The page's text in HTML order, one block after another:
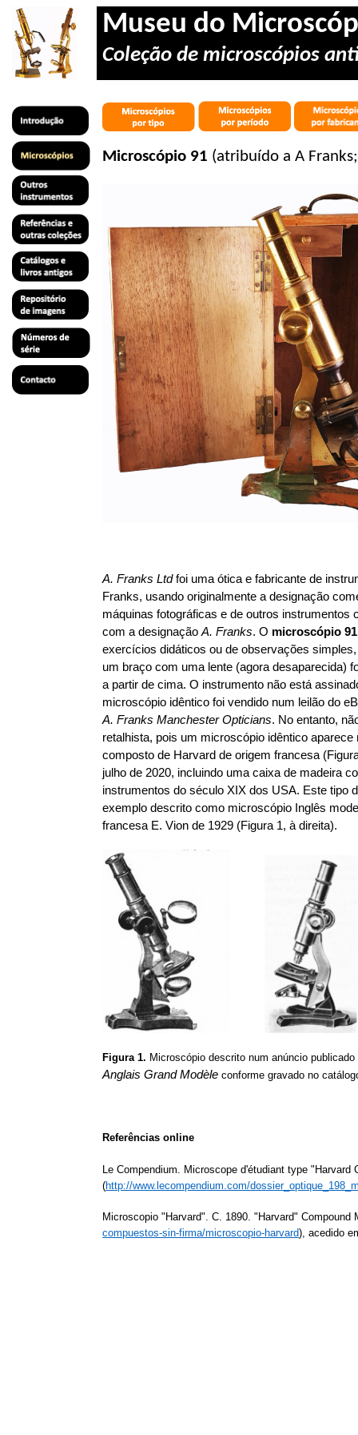
Museu do
Coleção de microscópios
Microscópio 91 (atribuído a A
A. Franks Ltdfoi uma ótica e fabricante de
Franks, usando originalmente a designação
máquinas fotográficas e de outros
com a designaçãoA. Franks. O microscópio 91
exercícios didáticos ou de observações
um braço com uma lente (agora desaparecida)
a partir de cima. O instrumento não está
microscópio idêntico foi vendido num leilão do
A. Franks Manchester Opticians. No entanto,
retalhista, pois um microscópio idêntico
composto de Harvard de origem francesa
julho de 2020, incluindo uma caixa de madeira
instrumentos do século XIX dos USA. Este tipo
exemplo descrito como microscópio Inglês
francesa E. Vion de 1929 (Figura 1, à direita).
Figura 1. Microscópio descrito num anúncio
Anglais Grand Modèle conforme gravado no
Referências online
Le Compendium. Microscope d'étudiant type "Harvard
(http://www.lecompendium.com/
Microscopio "Harvard". C. 1890. "Harvard" Compound
compuestos-sin-firma/microscopio-harvard),acedido